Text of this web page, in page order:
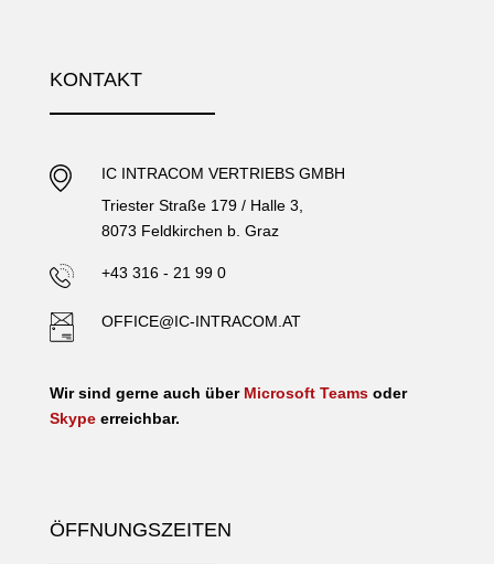
KONTAKT
IC INTRACOM VERTRIEBS GMBH
Triester Straße 179 / Halle 3,
8073 Feldkirchen b. Graz
+43 316 - 21 99 0
OFFICE@IC-INTRACOM.AT
Wir sind gerne auch über Microsoft Teamsoder
Skypeerreichbar.
ÖFFNUNGSZEITEN